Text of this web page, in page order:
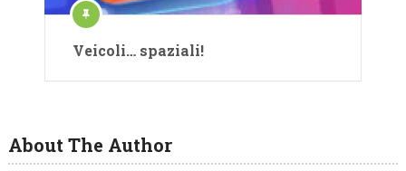
Veicoli… spaziali!
About The Author